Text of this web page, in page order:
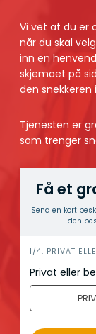
Vi vet at du er
når du skal
inn en
skjemaet på
den snekkeren
Tjenesten er
som trenger
Få et
Send en kort
den
h
e
r
1/4: PRIVAT
Privat eller